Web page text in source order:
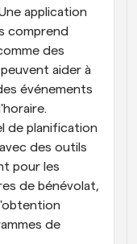
application
comprend
des
aider à
événements
de planification
des outils
pour les
de bénévolat,
de